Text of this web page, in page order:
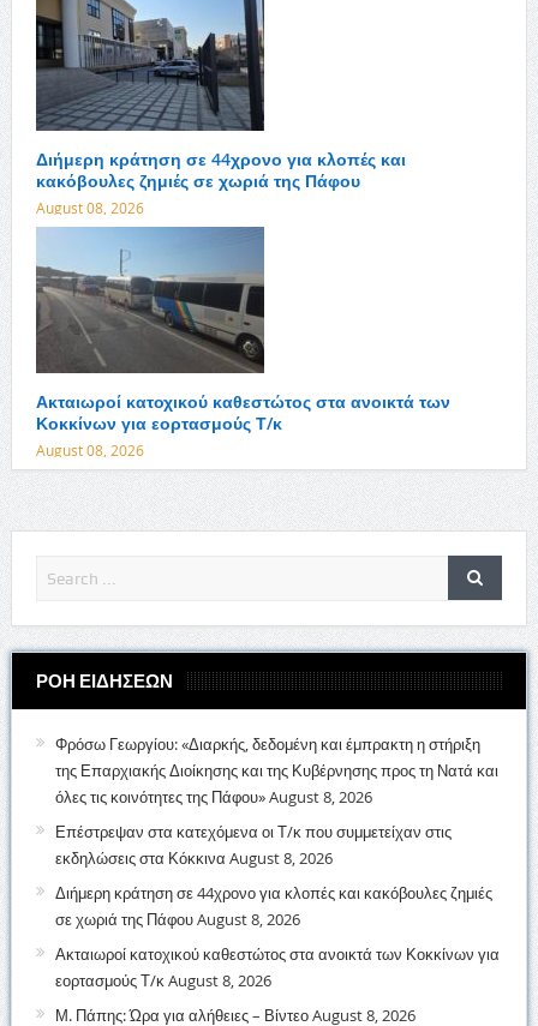
Διήμερη κράτηση σε 44χρονο για κλοπές και
κακόβουλες ζημιές σε χωριά της Πάφου
August 08, 2026
Ακταιωροί κατοχικού καθεστώτος στα ανοικτά των
Κοκκίνων για εορτασμούς Τ/κ
August 08, 2026
ΡΟΗ ΕΙΔΗΣΕΩΝ
Φρόσω Γεωργίου: «Διαρκής, δεδομένη και έμπρακτη η στήριξη
της Επαρχιακής Διοίκησης και της Κυβέρνησης προς τη Νατά και
όλες τις κοινότητες της Πάφου»August 8, 2026
Επέστρεψαν στα κατεχόμενα οι Τ/κ που συμμετείχαν στις
εκδηλώσεις στα Κόκκινα August 8, 2026
Διήμερη κράτηση σε 44χρονο για κλοπές και κακόβουλες ζημιές
σε χωριά της ΠάφουAugust 8, 2026
Ακταιωροί κατοχικού καθεστώτος στα ανοικτά των Κοκκίνων για
εορτασμούς Τ/κAugust 8, 2026
Μ. Πάπης: Ώρα για αλήθειες – ΒίντεοAugust 8, 2026